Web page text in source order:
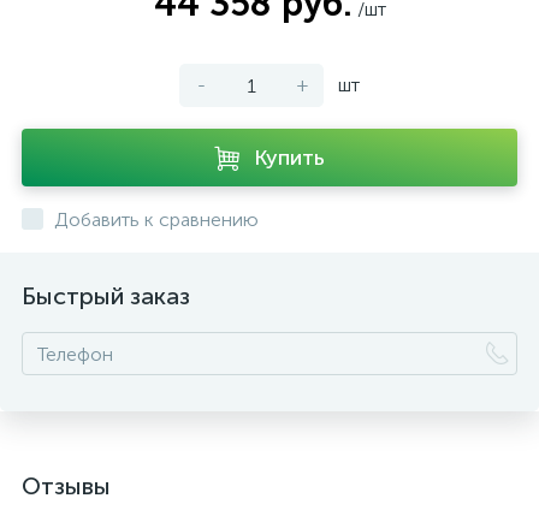
/шт
- + шт
Купить
Добавить к сравнению
Быстрый заказ
Отзывы